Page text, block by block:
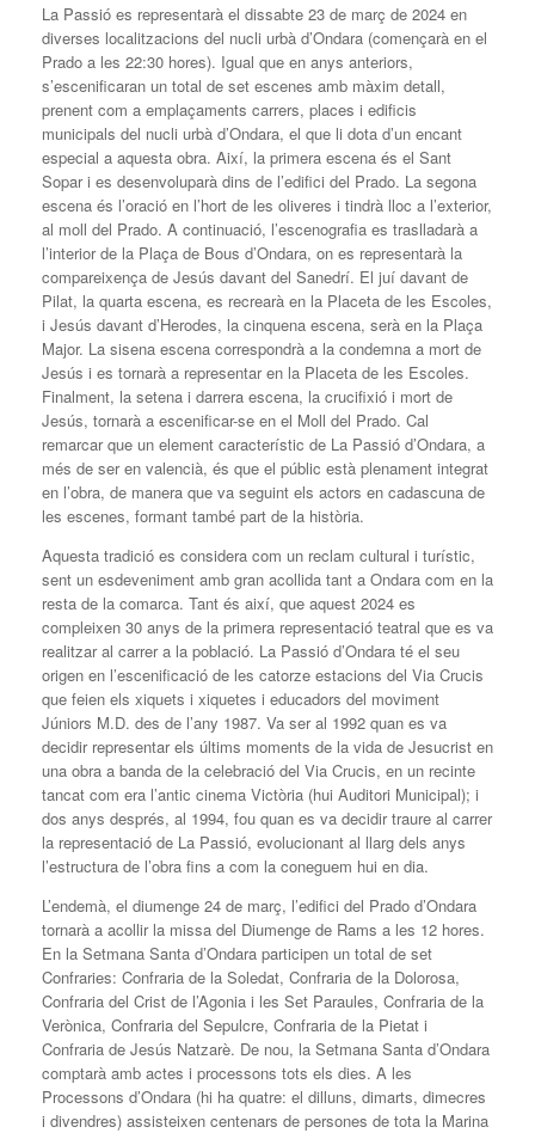
La Passió es representarà el dissabte 23 de març de 2024 en
diverses localitzacions del nucli urbà d’Ondara (començarà en el
Prado a les 22:30 hores). Igual que en anys anteriors,
s’escenificaran un total de set escenes amb màxim detall,
prenent com a emplaçaments carrers, places i edificis
municipals del nucli urbà d’Ondara, el que li dota d’un encant
especial a aquesta obra. Així, la primera escena és el Sant
Sopar i es desenvoluparà dins de l’edifici del Prado. La segona
escena és l’oració en l’hort de les oliveres i tindrà lloc a l’exterior,
al moll del Prado. A continuació, l’escenografia es traslladarà a
l’interior de la Plaça de Bous d’Ondara, on es representarà la
compareixença de Jesús davant del Sanedrí. El juí davant de
Pilat, la quarta escena, es recrearà en la Placeta de les Escoles,
i Jesús davant d’Herodes, la cinquena escena, serà en la Plaça
Major. La sisena escena correspondrà a la condemna a mort de
Jesús i es tornarà a representar en la Placeta de les Escoles.
Finalment, la setena i darrera escena, la crucifixió i mort de
Jesús, tornarà a escenificar-se en el Moll del Prado. Cal
remarcar que un element característic de La Passió d’Ondara, a
més de ser en valencià, és que el públic està plenament integrat
en l’obra, de manera que va seguint els actors en cadascuna de
les escenes, formant també part de la història.
Aquesta tradició es considera com un reclam cultural i turístic,
sent un esdeveniment amb gran acollida tant a Ondara com en la
resta de la comarca. Tant és així, que aquest 2024 es
compleixen 30 anys de la primera representació teatral que es va
realitzar al carrer a la població. La Passió d’Ondara té el seu
origen en l’escenificació de les catorze estacions del Via Crucis
que feien els xiquets i xiquetes i educadors del moviment
Júniors M.D. des de l’any 1987. Va ser al 1992 quan es va
decidir representar els últims moments de la vida de Jesucrist en
una obra a banda de la celebració del Via Crucis, en un recinte
tancat com era l’antic cinema Victòria (hui Auditori Municipal); i
dos anys després, al 1994, fou quan es va decidir traure al carrer
la representació de La Passió, evolucionant al llarg dels anys
l’estructura de l’obra fins a com la coneguem hui en dia.
L’endemà, el diumenge 24 de març, l’edifici del Prado d’Ondara
tornarà a acollir la missa del Diumenge de Rams a les 12 hores.
En la Setmana Santa d’Ondara participen un total de set
Confraries: Confraria de la Soledat, Confraria de la Dolorosa,
Confraria del Crist de l’Agonia i les Set Paraules, Confraria de la
Verònica, Confraria del Sepulcre, Confraria de la Pietat i
Confraria de Jesús Natzarè. De nou, la Setmana Santa d’Ondara
comptarà amb actes i processons tots els dies. A les
Processons d’Ondara (hi ha quatre: el dilluns, dimarts, dimecres
i divendres) assisteixen centenars de persones de tota la Marina